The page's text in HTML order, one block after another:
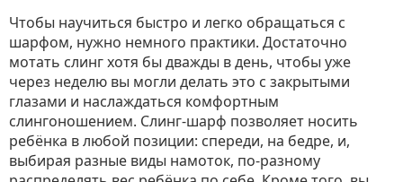
Чтобы научиться быстро и легко обращаться с
шарфом, нужно немного практики. Достаточно
мотать слинг хотя бы дважды в день, чтобы уже
через неделю вы могли делать это с закрытыми
глазами и наслаждаться комфортным
слингоношением. Слинг-шарф позволяет носить
ребёнка в любой позиции: спереди, на бедре, и,
выбирая разные виды намоток, по-разному